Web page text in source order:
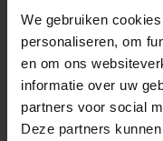
We gebruiken
personaliseren, om
en om ons
informatie over uw
partners voor social
Deze partners